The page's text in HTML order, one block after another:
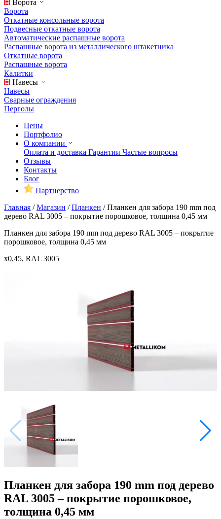
Ворота
Ворота
Откатные консольные ворота
Подвесные откатные ворота
Автоматические распашные ворота
Распашные ворота из металлического штакетника
Откатные ворота
Распашные ворота
Калитки
Навесы
Навесы
Сварные ограждения
Перголы
Цены
Портфолио
О компании
Оплата и доставка Гарантии Частые вопросы
Отзывы
Контакты
Блог
Партнерство
Главная /Магазин /Планкен /Планкен для забора 190 mm под
дерево RAL 3005 – покрытие порошковое, толщина 0,45 мм
Планкен для забора 190 mm под дерево RAL 3005 – покрытие
порошковое, толщина 0,45 мм
x0,45, RAL 3005
Планкен для забора 190 mm под дерево
RAL 3005 – покрытие порошковое,
толщина 0,45 мм